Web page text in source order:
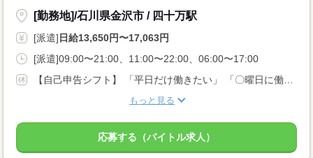
[勤務地]/石川県金沢市 / 四十万駅
[派遣] 日給13,650円〜17,063円
[派遣]09:00〜21:00、11:00〜22:00、06:00〜17:00
【自己申告シフト】 「平日だけ働きたい」 「〇曜日に働きたい」 など、働き方は自分で選べます。 曜日・時間についてのご希望も 面談の際に教えてくださいね。 ※こちらは中型以上のお仕事の例です
もっと見る
応募する（バイトル求人）